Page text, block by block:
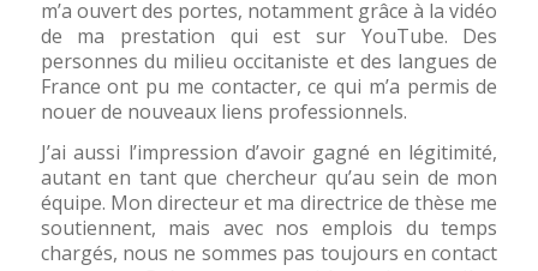
m’a ouvert des portes, notamment grâce à la vidéo
de ma prestation qui est sur YouTube. Des
personnes du milieu occitaniste et des langues de
France ont pu me contacter, ce qui m’a permis de
nouer de nouveaux liens professionnels.
J’ai aussi l’impression d’avoir gagné en légitimité,
autant en tant que chercheur qu’au sein de mon
équipe. Mon directeur et ma directrice de thèse me
soutiennent, mais avec nos emplois du temps
chargés, nous ne sommes pas toujours en contact